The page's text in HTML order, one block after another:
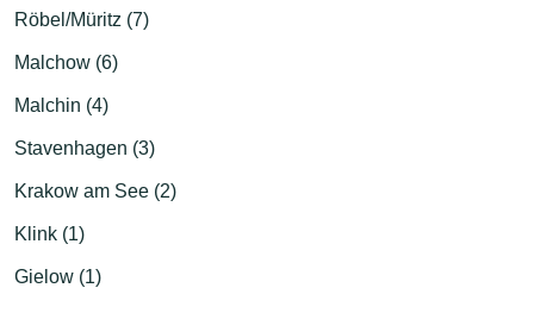
Röbel/Müritz (7)
Malchow (6)
Malchin (4)
Stavenhagen (3)
Krakow am See (2)
Klink (1)
Gielow (1)